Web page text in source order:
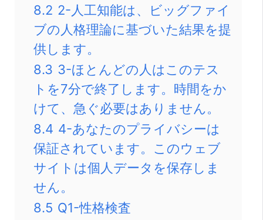
8.2 2-人工知能は、ビッグファイ
ブの人格理論に基づいた結果を提
供します。
8.3 3-ほとんどの人はこのテス
トを7分で終了します。時間をか
けて、急ぐ必要はありません。
8.4 4-あなたのプライバシーは
保証されています。このウェブ
サイトは個人データを保存しま
せん。
8.5 Q1-性格検査